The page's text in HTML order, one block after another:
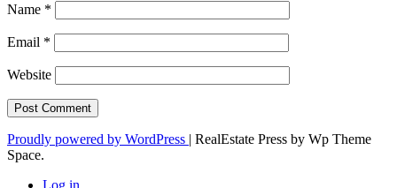
Name *
Email *
Website
Proudly powered by WordPress | RealEstate Press by Wp Theme
Space.